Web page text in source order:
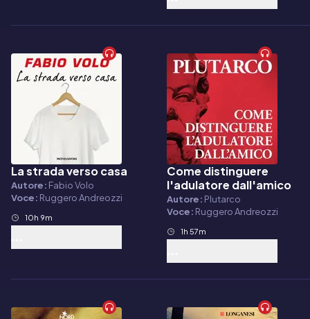
Audiolibro
La strada verso casa
Autore: Fabio Volo
Voce: Ruggero Andreozzi
10h 9m
Audiolibro
Come distinguere
l'adulatore dall'amico
Autore: Plutarco
Voce: Ruggero Andreozzi
1h 57m